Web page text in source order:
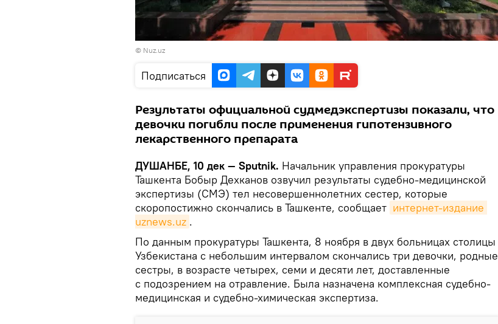
© Nuz.uz
Подписаться
Результаты официальной судмедэкспертизы показали, что
девочки погибли после применения гипотензивного
лекарственного препарата
ДУШАНБЕ, 10 дек — Sputnik. Начальник управления прокуратуры
Ташкента Бобыр Дехканов озвучил результаты судебно-медицинской
экспертизы (СМЭ) тел несовершеннолетних сестер, которые
скоропостижно скончались в Ташкенте, сообщает интернет-издание
uznews.uz .
По данным прокуратуры Ташкента, 8 ноября в двух больницах столицы
Узбекистана с небольшим интервалом скончались три девочки, родные
сестры, в возрасте четырех, семи и десяти лет, доставленные
с подозрением на отравление. Была назначена комплексная судебно-
медицинская и судебно-химическая экспертиза.